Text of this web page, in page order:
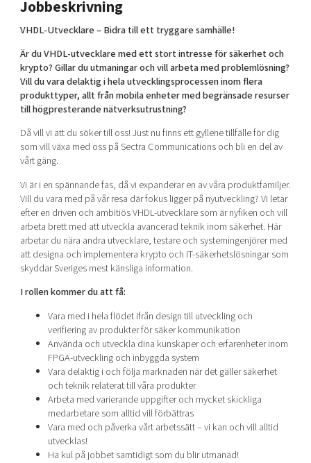
Shaping cities and regions
Bright East
East Sweden Tech Women
Reversed mentorship
Current offers and activities
Upscaling
Talent & skills
Startup & industry collaboration
Offers to boost your business
Funding opportunities
Our community of companies
Projects
Publications
Project toolbox
Our clusters
Reach out to us
Locations
Today's lunch in Mjärdevi
Jobbeskrivning
VHDL-Utvecklare – Bidra till ett tryggare samhälle!
Är du VHDL-utvecklare med ett stort intresse för säkerhet och
krypto? Gillar du utmaningar och vill arbeta med problemlösning?
Vill duvara delaktig i hela utvecklingsprocessen inom flera
produkttyper, allt från mobila enheter med begränsade resurser
till högpresterande nätverksutrustning?
Då vill vi att du söker till oss! Just nu finns ett gyllene tillfälle för dig
som vill växa med oss på Sectra Communications och bli en del av
vårt gäng.
Vi är i en spännande fas, då vi expanderar en av våra produktfamiljer.
Vill du vara med på vår resa där fokus ligger på nyutveckling? Vi letar
efter en driven och ambitiös VHDL-utvecklare som är nyfiken och vill
arbeta brett med att utveckla avancerad teknik inom säkerhet. Här
arbetar du nära andra utvecklare, testare och systemingenjörer med
att designa och implementera krypto och IT-säkerhetslösningar som
skyddar Sveriges mest känsliga information.
I rollen kommer du att få:
Vara med i hela flödet ifrån design till utveckling och
verifiering av produkter för säker kommunikation
Använda och utveckla dina kunskaper och erfarenheter inom
FPGA-utveckling och inbyggda system
Vara delaktig i och följa marknaden när det gäller säkerhet
och teknik relaterat till våra produkter
Arbeta med varierande uppgifter och mycket skickliga
medarbetare som alltid vill förbättras
Vara med och påverka vårt arbetssätt – vi kan och vill alltid
utvecklas!
Ha kul på jobbet samtidigt som du blir utmanad!